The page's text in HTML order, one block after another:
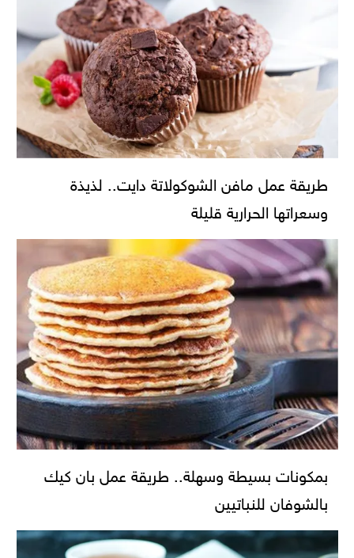
طريقة عمل مافن الشوكولاتة دايت.. لذيذة
وسعراتها الحرارية قليلة
بمكونات بسيطة وسهلة.. طريقة عمل بان كيك
بالشوفان للنباتيين